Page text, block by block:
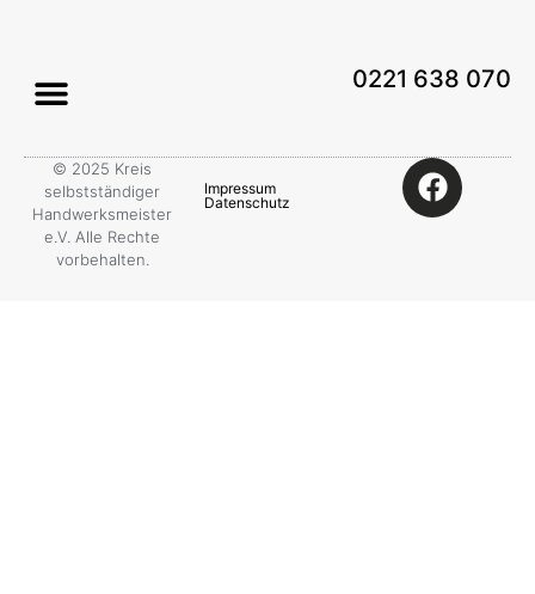
0221 638 070
© 2025 Kreis
selbstständiger
Handwerksmeister
e.V. Alle Rechte
vorbehalten.
Impressum
Datenschutz